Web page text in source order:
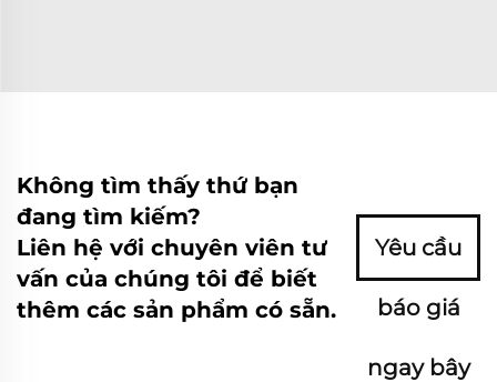
Không tìm thấy thứ bạn
đang tìm kiếm?
Liên hệ với chuyên viên tư
vấn của chúng tôi để biết
thêm các sản phẩm có sẵn.
Yêu cầu
báo giá
ngay bây